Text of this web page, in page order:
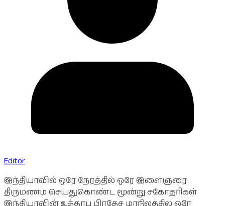
Editor
இந்தியாவில் ஒரே நேரத்தில் ஒரே இளைஞரை
திருமணம் செய்துகொண்ட மூன்று சகோதரிகள்
இந்தியாவின் உத்தரப் பிரதேச மாநிலத்தில் ஒரே